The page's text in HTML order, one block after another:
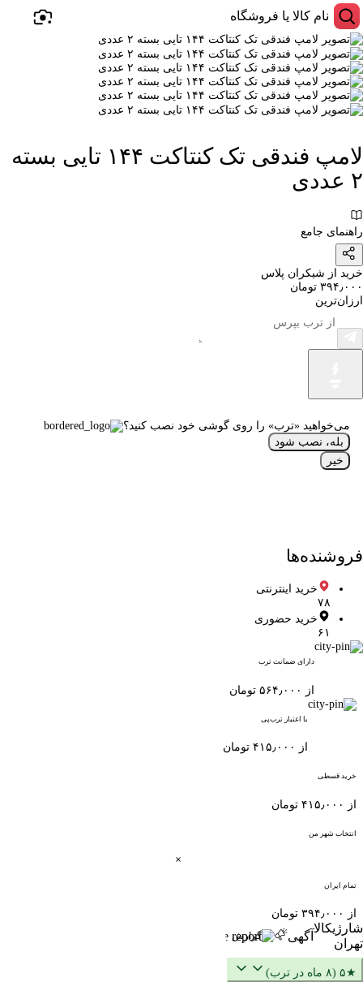
لامپ فندقی تک کنتاکت ۱۴۴ تایی بسته
۲ عددی
راهنمای جامع
خرید از شیکران پلاس
۳۹۴٫۰۰۰ تومان
ارزان‌ترین
می‌خواهید «ترب» را روی گوشی خود نصب کنید؟
بله، نصب شود
خیر
فروشنده‌ها
خرید اینترنتی
۷۸
خرید حضوری
۶۱
دارای ضمانت ترب
از ۵۶۴٫۰۰۰ تومان
با اعتبار ترب‌پی
از ۴۱۵٫۰۰۰ تومان
خرید قسطی
از ۴۱۵٫۰۰۰ تومان
انتخاب شهر من
تمام ایران
از ۳۹۴٫۰۰۰ تومان
شارژیکالا
تهران
آگهی گزارش
★۵ (۸ ماه در ترب)